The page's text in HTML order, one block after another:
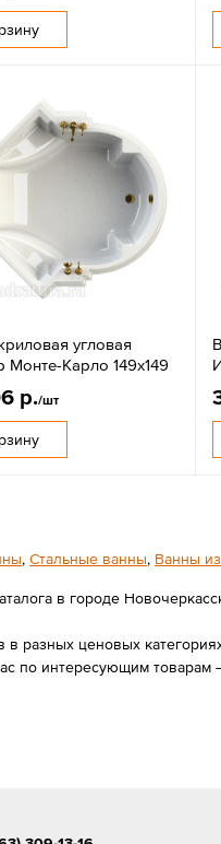
угловая
Монте-Карло 149х149
р./шт
,Стальные ванны, Ванны
в городе
разных ценовых
по интересующим